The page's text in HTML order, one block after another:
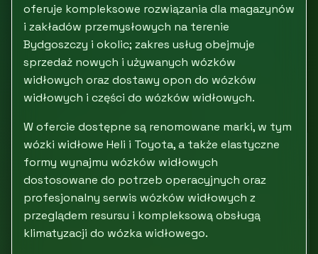
oferuje kompleksowe rozwiązania dla magazynów
i zakładów przemysłowych na terenie
Bydgoszczy i okolic; zakres usług obejmuje
sprzedaż nowych i używanych wózków
widłowych oraz dostawy opon do wózków
widłowych i części do wózków widłowych.
W ofercie dostępne są renomowane marki, w tym
wózki widłowe Heli i Toyota, a także elastyczne
formy wynajmu wózków widłowych
dostosowane do potrzeb operacyjnych oraz
profesjonalny serwis wózków widłowych z
przeglądem resursu i kompleksową obsługą
klimatyzacji do wózka widłowego.